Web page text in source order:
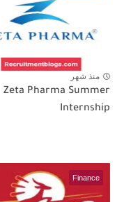
منذ شهر
Zeta Pharma Summer
Internship
Finance